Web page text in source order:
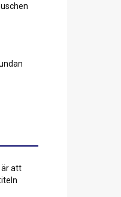
är att